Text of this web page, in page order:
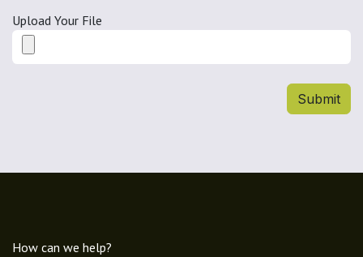
Upload Your File
Submit
How can we help?